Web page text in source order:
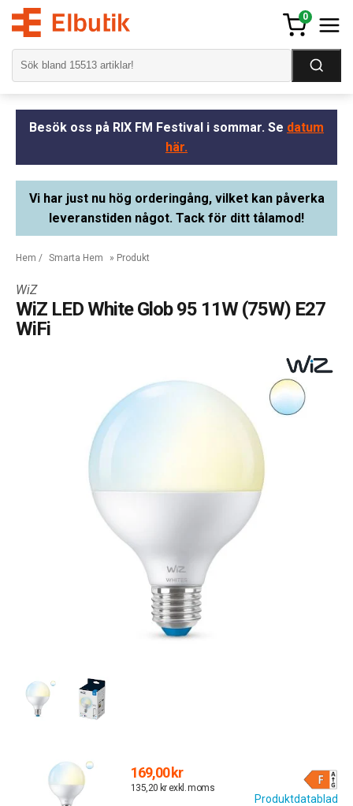
0
Besök oss på RIX FM Festival i sommar. Se datum
här.
Vi har just nu hög orderingång, vilket kan påverka
leveranstiden något. Tack för ditt tålamod!
Hem / Smarta Hem » Produkt
WiZ
WiZ LED White Glob 95 11W (75W) E27
WiFi
Produktdatablad
169,00 kr
135,20 kr exkl. moms